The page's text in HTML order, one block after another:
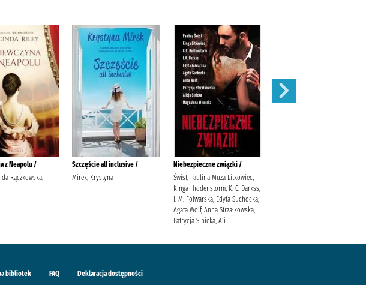
z Neapolu /
Rączkowska,
Szczęście all inclusive /
Mirek, Krystyna
Niebezpieczne związki /
Świst, Paulina Muza Litkowiec,
Kinga Hiddenstorm, K. C. Darkss,
I. M. Folwarska, Edyta Suchocka,
Agata Wolf, Anna Strzałkowska,
Patrycja Sinicka, Ali
bibliotek FAQ Deklaracja dostępności